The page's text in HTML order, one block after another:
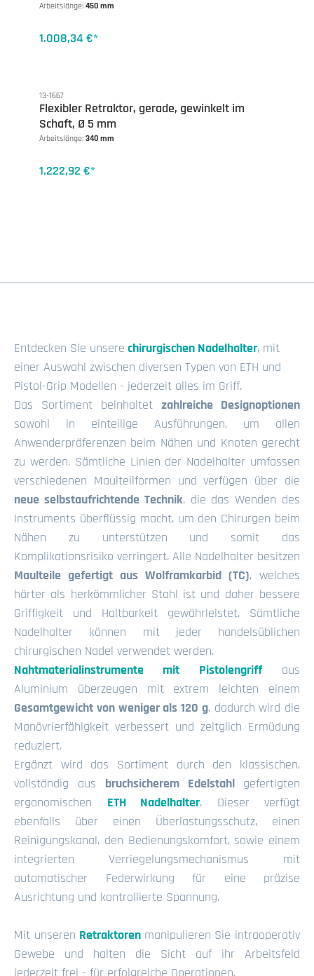
Arbeitslänge: 450 mm
1.008,34 €*
13-1667
Flexibler Retraktor, gerade, gewinkelt im
Schaft, Ø 5 mm
Arbeitslänge: 340 mm
1.222,92 €*
Entdecken Sie unsere chirurgischen Nadelhalter, mit
einer Auswahl zwischen diversen Typen von ETH und
Pistol-Grip Modellen - jederzeit alles im Griff.
Das Sortiment beinhaltet zahlreiche Designoptionen
sowohl in einteilige Ausführungen, um allen
Anwenderpräferenzen beim Nähen und Knoten gerecht
zu werden. Sämtliche Linien der Nadelhalter umfassen
verschiedenen Maulteilformen und verfügen über die
neue selbstaufrichtende Technik, die das Wenden des
Instruments überflüssig macht, um den Chirurgen beim
Nähen zu unterstützen und somit das
Komplikationsrisiko verringert. Alle Nadelhalter besitzen
Maulteile gefertigt aus Wolframkarbid (TC), welches
härter als herkömmlicher Stahl ist und daher bessere
Griffigkeit und Haltbarkeit gewährleistet. Sämtliche
Nadelhalter können mit jeder handelsüblichen
chirurgischen Nadel verwendet werden.
Nahtmaterialinstrumente mit Pistolengriffaus
Aluminium überzeugen mit extrem leichten einem
Gesamtgewicht von weniger als 120 g, dadurch wird die
Manövrierfähigkeit verbessert und zeitglich Ermüdung
reduziert.
Ergänzt wird das Sortiment durch den klassischen,
vollständig aus bruchsicherem Edelstahl gefertigten
ergonomischen ETH Nadelhalter. Dieser verfügt
ebenfalls über einen Überlastungsschutz, einen
Reinigungskanal, den Bedienungskomfort, sowie einem
integrierten Verriegelungsmechanismus mit
automatischer Federwirkung für eine präzise
Ausrichtung und kontrollierte Spannung.
Mit unseren Retraktoren manipulieren Sie intraoperativ
Gewebe und halten die Sicht auf ihr Arbeitsfeld